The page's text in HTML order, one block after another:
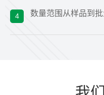
4 数量范围从样品到